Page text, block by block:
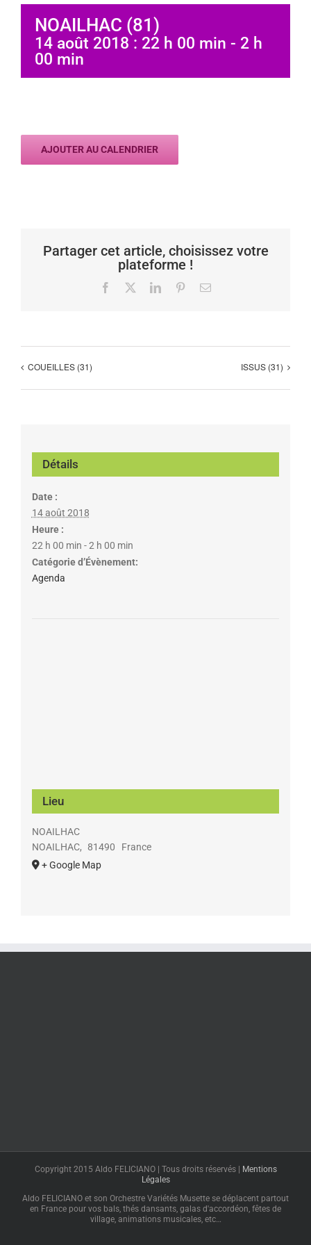
NOAILHAC (81)
14 août 2018 : 22 h 00 min - 2 h
00 min
AJOUTER AU CALENDRIER
Partager cet article, choisissez votre
plateforme !
Facebook LinkedInPinterestEmail
COUEILLES (31) ISSUS (31)
Détails
Date :
14 août 2018
Heure :
22 h 00 min - 2 h 00 min
Catégorie d’Évènement:
Agenda
Lieu
NOAILHAC
NOAILHAC, 81490
France
+ Google Map
Copyright 2015 Aldo FELICIANO | Tous droits réservés |
Mentions
Légales
Aldo FELICIANO et son Orchestre Variétés Musette se déplacent partout
en France pour vos bals, thés dansants, galas d'accordéon, fêtes de
village, animations musicales, etc…